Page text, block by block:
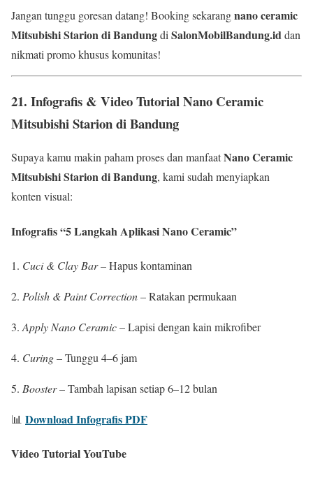
Jangan tunggu goresan datang! Booking sekarangnano ceramic
Mitsubishi Starion di Bandungdi SalonMobilBandung.iddan
nikmati promo khusus komunitas!
21. Infografis & Video Tutorial Nano Ceramic
Mitsubishi Starion di Bandung
Supaya kamu makin paham proses dan manfaatNano Ceramic
Mitsubishi Starion di Bandung, kami sudah menyiapkan
konten visual:
Infografis “5 Langkah Aplikasi Nano Ceramic”
Cuci & Clay Bar– Hapus kontaminan
Polish & Paint Correction– Ratakan permukaan
Apply Nano Ceramic– Lapisi dengan kain mikrofiber
Curing– Tunggu 4–6 jam
Booster– Tambah lapisan setiap 6–12 bulan
📊 Download Infografis PDF
Video Tutorial YouTube